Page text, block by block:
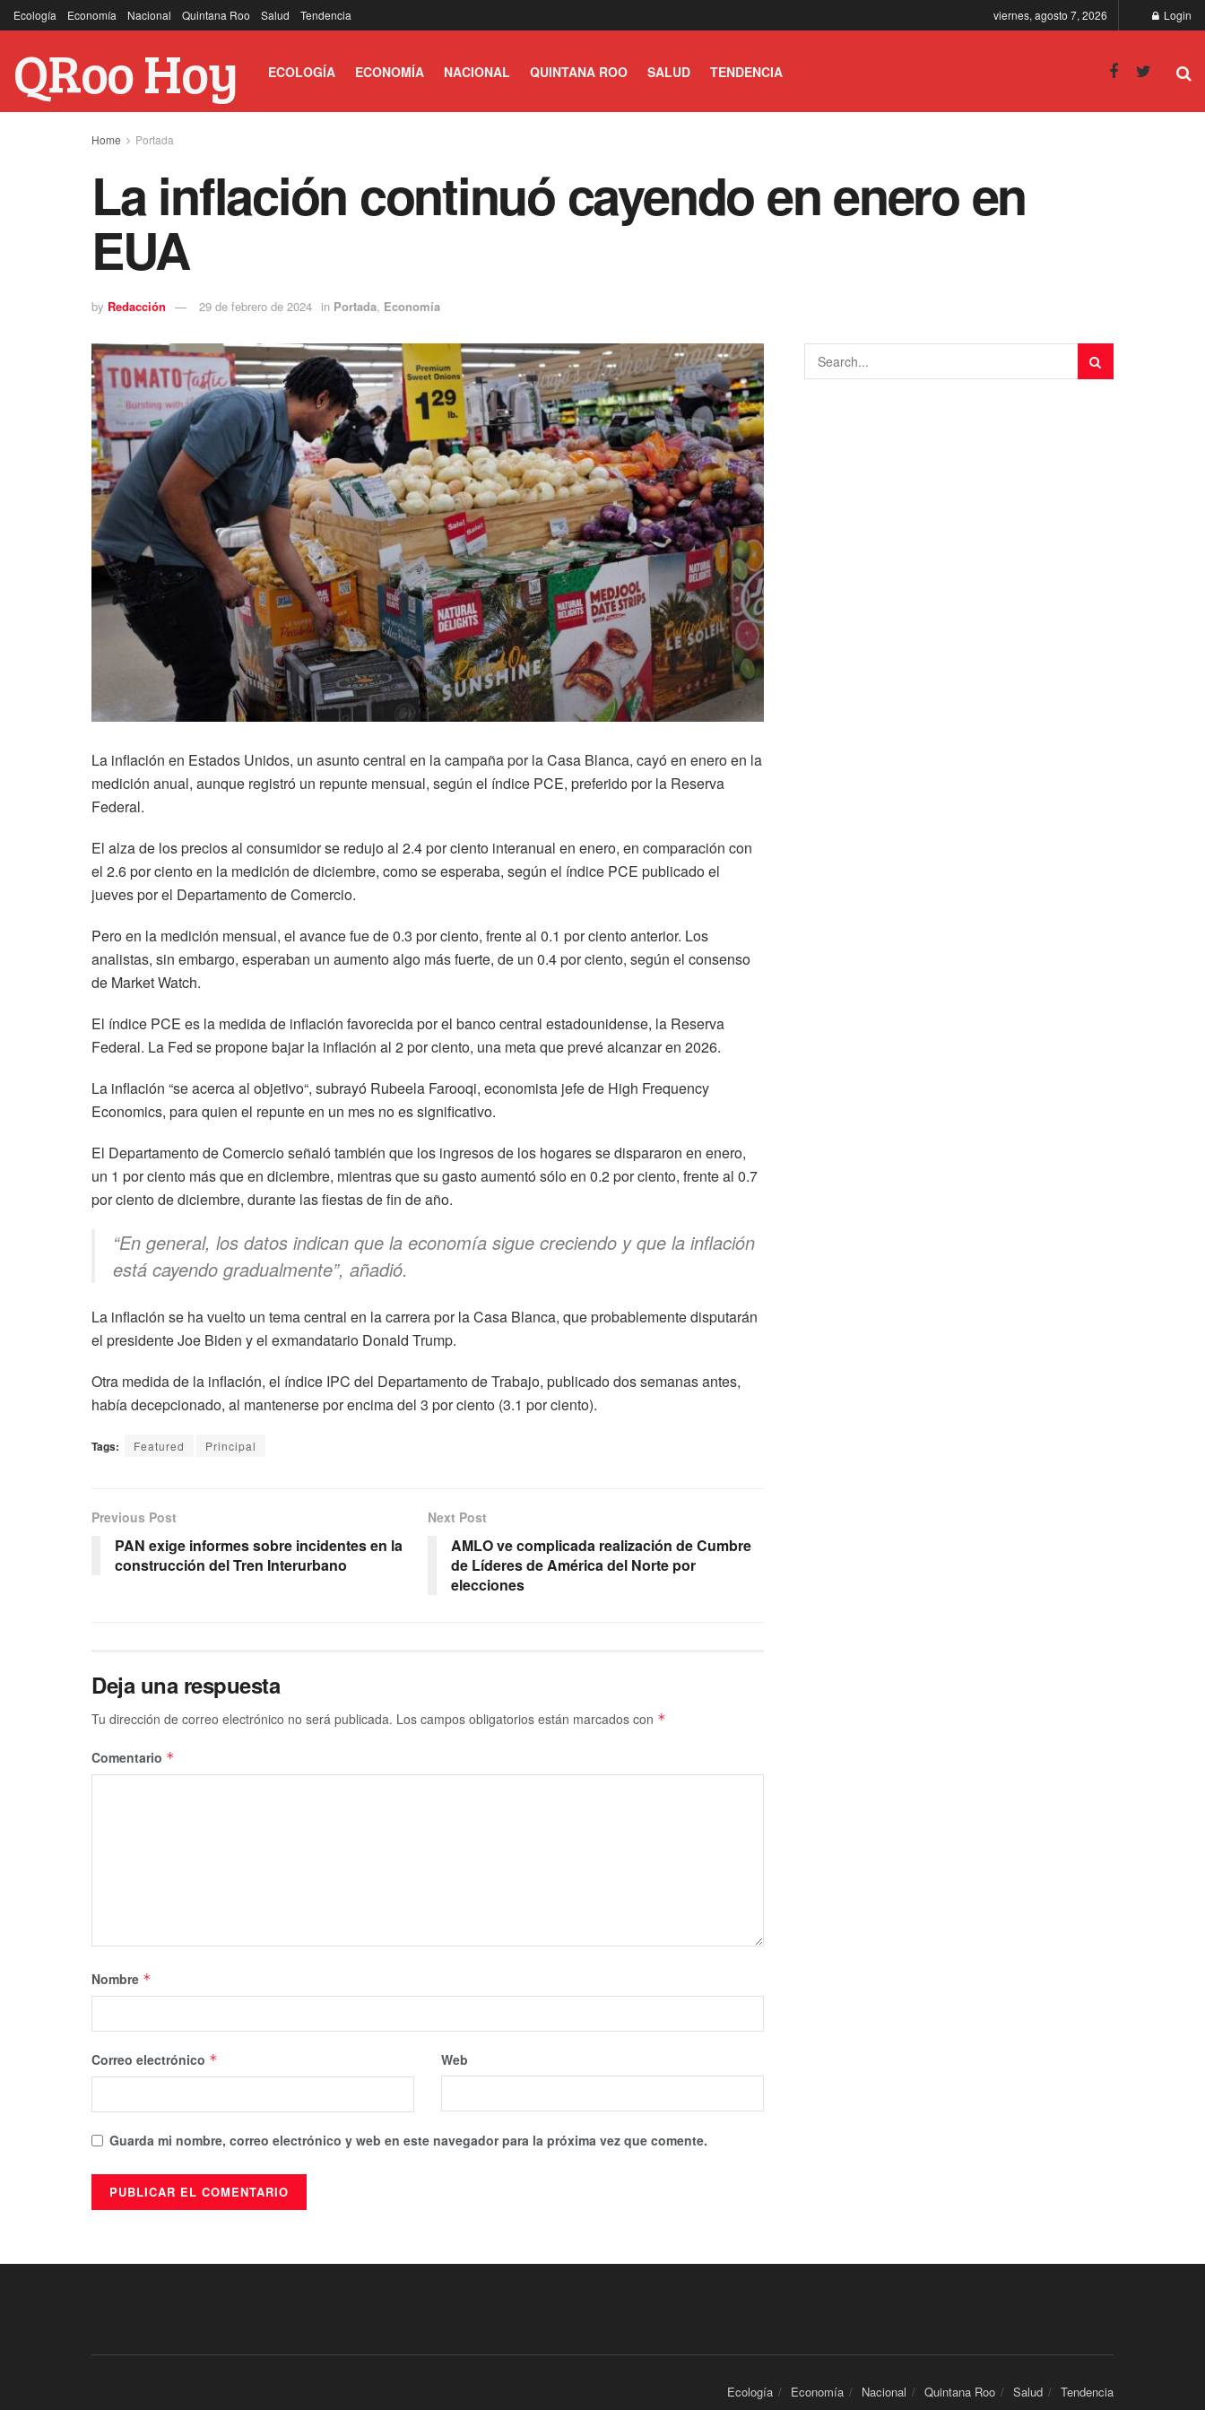
Ecología Economía Nacional Quintana Roo Salud Tendencia viernes, agosto 7, 2026 Login
QRoo Hoy ECOLOGÍA ECONOMÍA NACIONAL QUINTANA ROO SALUD TENDENCIA
Home Portada
La inflación continuó cayendo en enero en
EUA
by Redacción 29 de febrero de 2024 in Portada, Economía
La inflación en Estados Unidos, un asunto central en la campaña por la Casa Blanca, cayó en enero en la
medición anual, aunque registró un repunte mensual, según el índice PCE, preferido por la Reserva
Federal.
El alza de los precios al consumidor se redujo al 2.4 por ciento interanual en enero, en comparación con
el 2.6 por ciento en la medición de diciembre, como se esperaba, según el índice PCE publicado el
jueves por el Departamento de Comercio.
Pero en la medición mensual, el avance fue de 0.3 por ciento, frente al 0.1 por ciento anterior. Los
analistas, sin embargo, esperaban un aumento algo más fuerte, de un 0.4 por ciento, según el consenso
de Market Watch.
El índice PCE es la medida de inflación favorecida por el banco central estadounidense, la Reserva
Federal. La Fed se propone bajar la inflación al 2 por ciento, una meta que prevé alcanzar en 2026.
La inflación “se acerca al objetivo“, subrayó Rubeela Farooqi, economista jefe de High Frequency
Economics, para quien el repunte en un mes no es significativo.
El Departamento de Comercio señaló también que los ingresos de los hogares se dispararon en enero,
un 1 por ciento más que en diciembre, mientras que su gasto aumentó sólo en 0.2 por ciento, frente al 0.7
por ciento de diciembre, durante las fiestas de fin de año.
“En general, los datos indican que la economía sigue creciendo y que la inflación
está cayendo gradualmente”, añadió.
La inflación se ha vuelto un tema central en la carrera por la Casa Blanca, que probablemente disputarán
el presidente Joe Biden y el exmandatario Donald Trump.
Otra medida de la inflación, el índice IPC del Departamento de Trabajo, publicado dos semanas antes,
había decepcionado, al mantenerse por encima del 3 por ciento (3.1 por ciento).
Tags: Featured Principal
Previous Post
PAN exige informes sobre incidentes en la
construcción del Tren Interurbano
Next Post
AMLO ve complicada realización de Cumbre
de Líderes de América del Norte por
elecciones
Deja una respuesta
Tu dirección de correo electrónico no será publicada. Los campos obligatorios están marcados con *
Comentario *
Nombre *
Correo electrónico * Web
Guarda mi nombre, correo electrónico y web en este navegador para la próxima vez que comente.
Ecología Economía Nacional Quintana Roo Salud Tendencia